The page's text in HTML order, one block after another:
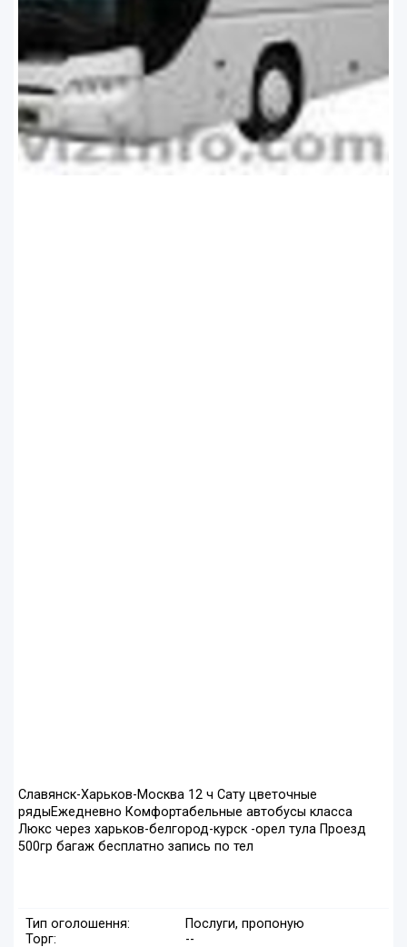
Славянск-Харьков-Москва 12 ч Сату цветочные
рядыЕжедневно Комфортабельные автобусы класса
Люкс через харьков-белгород-курск -орел тула Проезд
500гр багаж бесплатно запись по тел
Тип оголошення:
Послуги, пропоную
Торг:
--